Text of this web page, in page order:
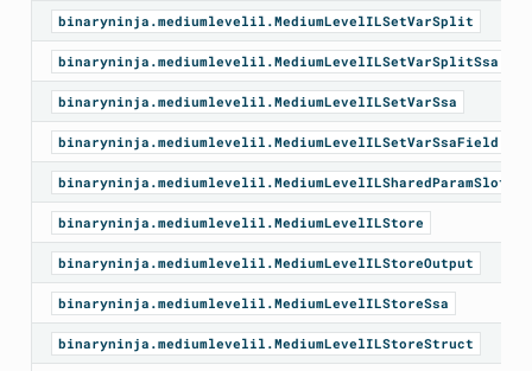
binaryninja.mediumlevelil.MediumLevelILSetVarSplit
binaryninja.mediumlevelil.MediumLevelILSetVarSplitSsa
binaryninja.mediumlevelil.MediumLevelILSetVarSsa
binaryninja.mediumlevelil.MediumLevelILSetVarSsaField
binaryninja.mediumlevelil.MediumLevelILSharedParamSlot
binaryninja.mediumlevelil.MediumLevelILStore
binaryninja.mediumlevelil.MediumLevelILStoreOutput
binaryninja.mediumlevelil.MediumLevelILStoreSsa
binaryninja.mediumlevelil.MediumLevelILStoreStruct